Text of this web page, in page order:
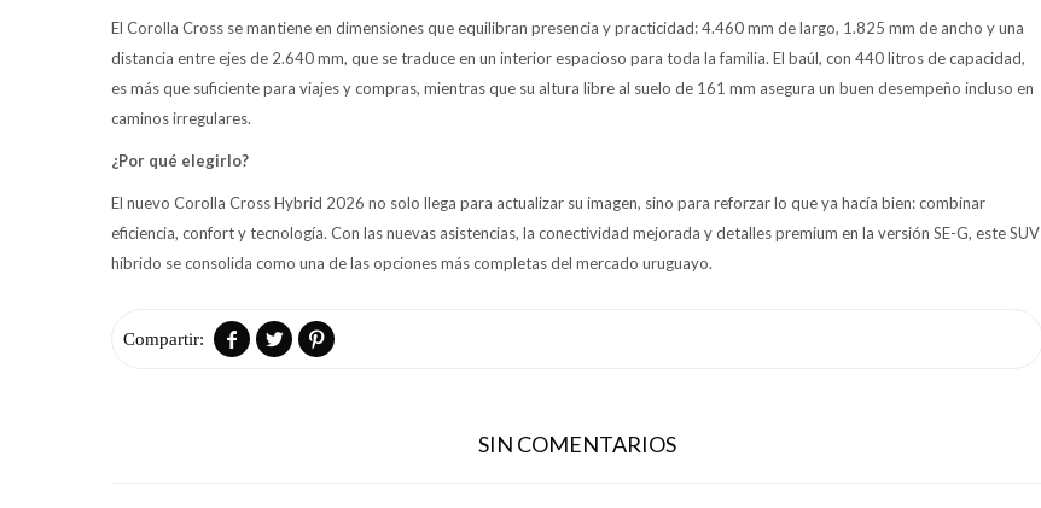
El Corolla Cross se mantiene en dimensiones que equilibran presencia y practicidad: 4.460 mm de largo, 1.825 mm de ancho y una
distancia entre ejes de 2.640 mm, que se traduce en un interior espacioso para toda la familia. El baúl, con 440 litros de capacidad,
es más que suficiente para viajes y compras, mientras que su altura libre al suelo de 161 mm asegura un buen desempeño incluso en
caminos irregulares.
¿Por qué elegirlo?
El nuevo Corolla Cross Hybrid 2026 no solo llega para actualizar su imagen, sino para reforzar lo que ya hacía bien: combinar
eficiencia, confort y tecnología. Con las nuevas asistencias, la conectividad mejorada y detalles premium en la versión SE-G, este SUV
híbrido se consolida como una de las opciones más completas del mercado uruguayo.
  
SIN COMENTARIOS